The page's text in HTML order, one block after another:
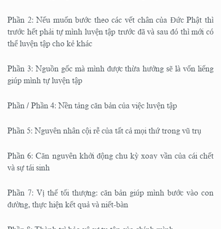
Phần 2: Nếu muốn bước theo các vết chân của Đức Phật thì
trước hết phải tự mình luyện tập trước đã và sau đó thì mới có
thể luyện tập cho kẻ khác
Phần 3: Nguồn gốc mà mình được thừa hưởng sẽ là vốn liếng
giúp mình tự luyện tập
Phần / Phần 4: Nền tảng căn bản của việc luyện tập
Phần 5: Nguyên nhân cội rễ của tất cả mọi thứ trong vũ trụ
Phần 6: Căn nguyên khởi động chu kỳ xoay vần của cái chết
và sự tái sinh
Phần 7: Vị thế tối thượng: căn bản giúp mình bước vào con
đường, thực hiện kết quả và niết-bàn